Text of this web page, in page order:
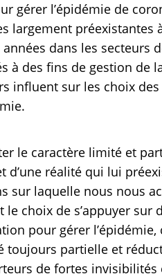
gérer l’épidémie de
largement préexistantes
dans les secteurs
à des fins de gestion de
influent sur les choix
le caractère limité et
d’une réalité qui lui
sur laquelle nous nous
choix de s’appuyer sur
pour gérer l’épidémie,
toujours partielle et
de fortes invisibilités